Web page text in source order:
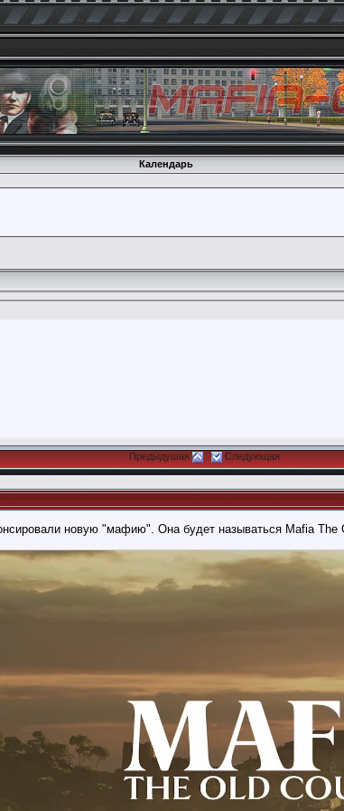
Календарь
Предыдушая Следующая
новую "мафию". Она будет называться Mafia The